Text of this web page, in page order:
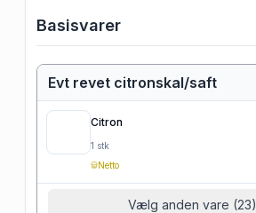
Basisvarer
Evt revet citronskal/saft
Citron
1 stk
Netto
Vælg anden vare (23)